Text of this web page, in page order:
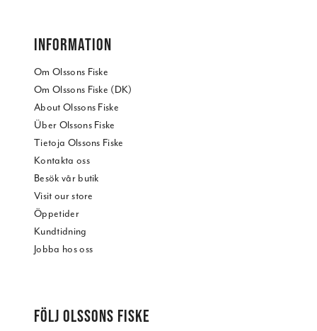
INFORMATION
Om Olssons Fiske
Om Olssons Fiske (DK)
About Olssons Fiske
Über Olssons Fiske
Tietoja Olssons Fiske
Kontakta oss
Besök vår butik
Visit our store
Öppetider
Kundtidning
Jobba hos oss
FÖLJ OLSSONS FISKE